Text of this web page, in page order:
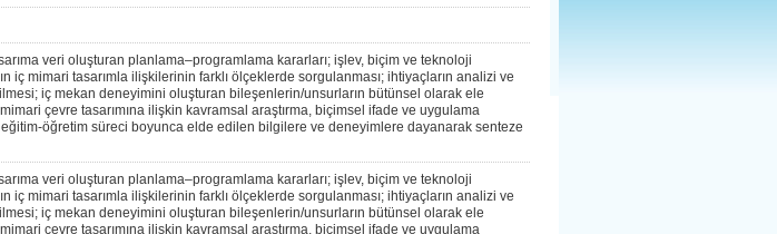
veri oluşturan planlama–programlama kararları; işlev, biçim ve teknoloji
iç mimari tasarımla ilişkilerinin farklı ölçeklerde sorgulanması; ihtiyaçların analizi ve
iç mekan deneyimini oluşturan bileşenlerin/unsurların bütünsel olarak ele
mimari çevre tasarımına ilişkin kavramsal araştırma, biçimsel ifade ve uygulama
eğitim-öğretim süreci boyunca elde edilen bilgilere ve deneyimlere dayanarak senteze
veri oluşturan planlama–programlama kararları; işlev, biçim ve teknoloji
iç mimari tasarımla ilişkilerinin farklı ölçeklerde sorgulanması; ihtiyaçların analizi ve
iç mekan deneyimini oluşturan bileşenlerin/unsurların bütünsel olarak ele
mimari çevre tasarımına ilişkin kavramsal araştırma, biçimsel ifade ve uygulama